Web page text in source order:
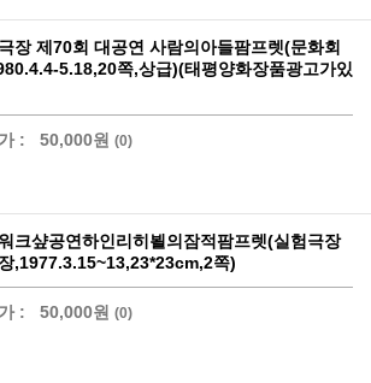
장 제70회 대공연 사람의아들팜프렛(문화회
5.18,20쪽,상급)(태평양화장품광고가있
: 50,000원 (0)
크샾공연하인리히뵐의잠적팜프렛(실험극장
,1977.3.15~13,23*23cm,2쪽)
: 50,000원 (0)